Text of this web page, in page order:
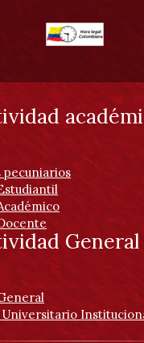
pecuniarios
General